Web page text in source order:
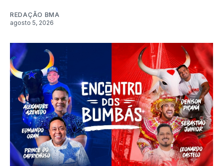
REDAÇÃO BMA
agosto 5, 2026